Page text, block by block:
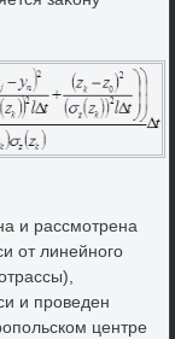
и рассмотрена
от линейного
и проведен
центре